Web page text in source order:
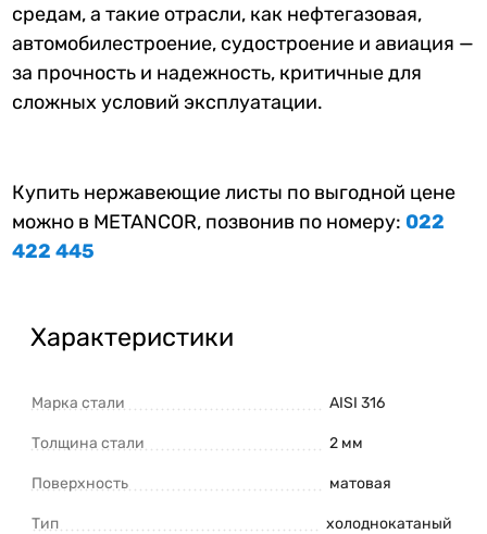
средам, а такие отрасли, как нефтегазовая,
автомобилестроение, судостроение и авиация —
за прочность и надежность, критичные для
сложных условий эксплуатации.
Купить нержавеющие листы по выгодной цене
можно в METANCOR, позвонив по номеру: 022
422 445
Характеристики
Марка стали AISI 316
Толщина стали 2 мм
Поверхность матовая
Тип холоднокатаный